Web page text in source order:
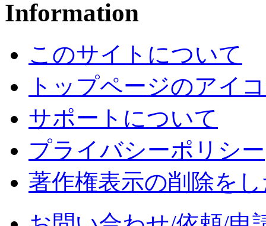
このサイトについて
トップページのアイ
サポートについて
プライバシーポリシー
著作権表示の削除を